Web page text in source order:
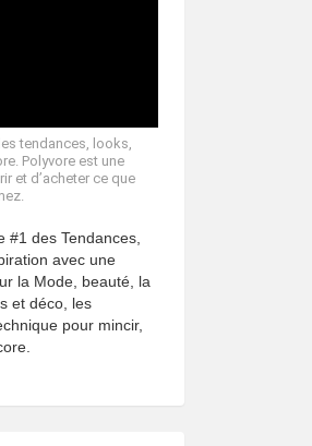
tendances, looks,
Polyvore est une
et d’acheter ce que
#1 des Tendances,
avec une
la Mode, beauté, la
et déco, les
pour mincir,